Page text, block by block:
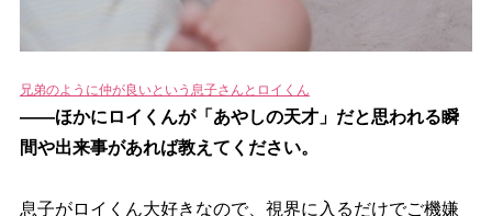
兄弟のように仲が良いという息子さんとロイくん
――ほかにロイくんが「あやしの天才」だと思われる瞬
間や出来事があれば教えてください。
息子がロイくん大好きなので、視界に入るだけでご機嫌